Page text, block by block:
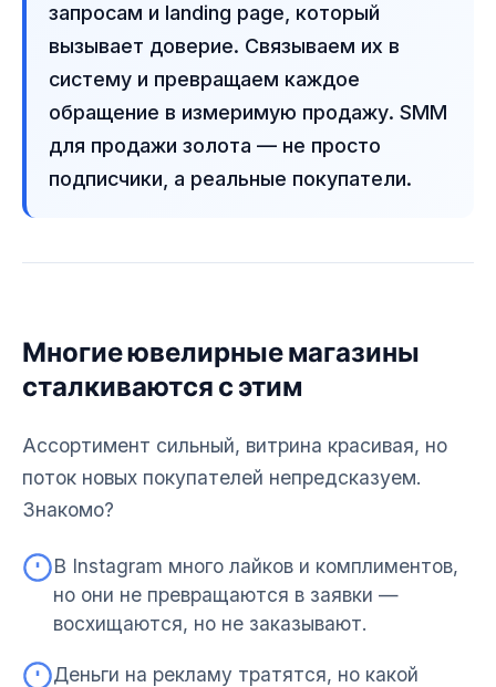
запросам и landing page, который
вызывает доверие. Связываем их в
систему и превращаем каждое
обращение в измеримую продажу. SMM
для продажи золота — не просто
подписчики, а реальные покупатели.
Многие ювелирные магазины
сталкиваются с этим
Ассортимент сильный, витрина красивая, но
поток новых покупателей непредсказуем.
Знакомо?
В Instagram много лайков и комплиментов,
но они не превращаются в заявки —
восхищаются, но не заказывают.
Деньги на рекламу тратятся, но какой